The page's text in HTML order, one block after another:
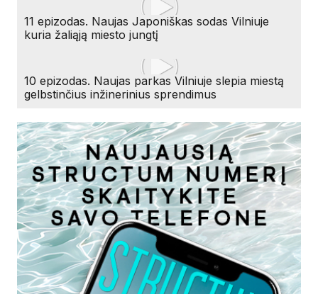
11 epizodas. Naujas Japoniškas sodas Vilniuje
kuria žaliąją miesto jungtį
10 epizodas. Naujas parkas Vilniuje slepia miestą
gelbstinčius inžinerinius sprendimus